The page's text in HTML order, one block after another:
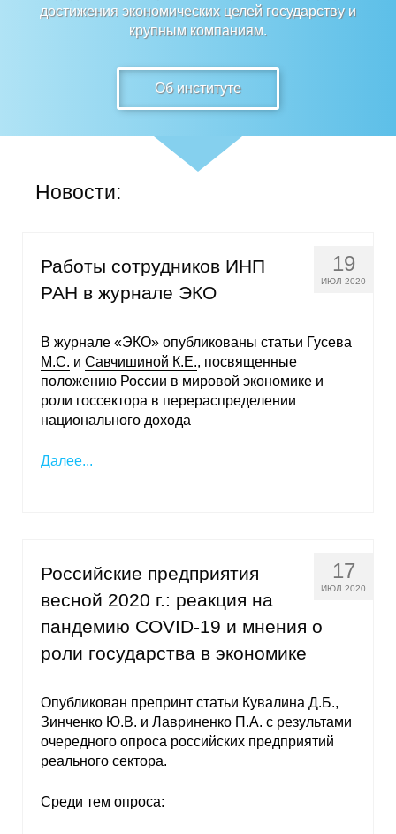
О журнале
Выпуски
Редакционная этика
Информация для авторов
Общие требования
Российско-французский семинар
ЦДУ
Материалы
О совете
Регулярные прогнозы
Квартальный прогноз
Краткосрочный прогноз
производства
достижения экономических целей государству и
крупным компаниям.
Об институте
Новости:
19
ИЮЛ 2020
Работы сотрудников ИНП
РАН в журнале ЭКО
В журнале «ЭКО» опубликованы статьи Гусева
М.С. и Савчишиной К.Е., посвященные
положению России в мировой экономике и
роли госсектора в перераспределении
национального дохода
Далее...
17
ИЮЛ 2020
Российские предприятия
весной 2020 г.: реакция на
пандемию COVID-19 и мнения о
роли государства в экономике
Опубликован препринт статьи Кувалина Д.Б.,
Зинченко Ю.В. и Лавриненко П.А. с результами
очередного опроса российских предприятий
реального сектора.
Среди тем опроса: